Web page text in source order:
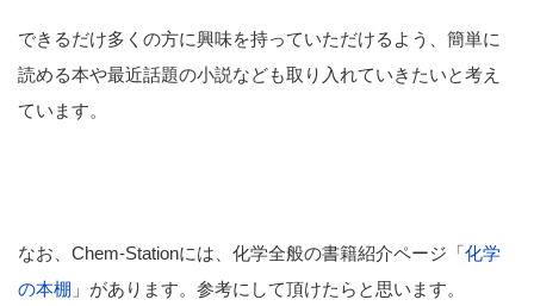
できるだけ多くの方に興味を持っていただけるよう、簡単に
読める本や最近話題の小説なども取り入れていきたいと考え
ています。
なお、Chem-Stationには、化学全般の書籍紹介ページ「化学
の本棚 」があります。参考にして頂けたらと思います。